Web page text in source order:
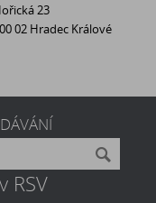
23
02 Hradec Králové
RSV